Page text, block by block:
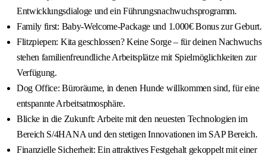
Entwicklungsdialoge und ein Führungsnachwuchsprogramm.
Family first: Baby-Welcome-Package und 1.000€ Bonus zur Geburt.
Flitzpiepen: Kita geschlossen? Keine Sorge – für deinen Nachwuchs
stehen familienfreundliche Arbeitsplätze mit Spielmöglichkeiten zur
Verfügung.
Dog Office: Büroräume, in denen Hunde willkommen sind, für eine
entspannte Arbeitsatmosphäre.
Blicke in die Zukunft: Arbeite mit den neuesten Technologien im
Bereich S/4HANA und den stetigen Innovationen im SAP Bereich.
Finanzielle Sicherheit: Ein attraktives Festgehalt gekoppelt mit einer